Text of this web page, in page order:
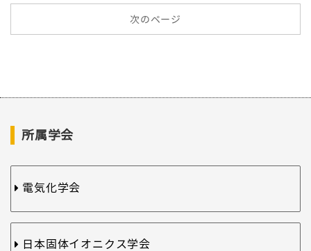
次のページ
所属学会
電気化学会
日本固体イオニクス学会